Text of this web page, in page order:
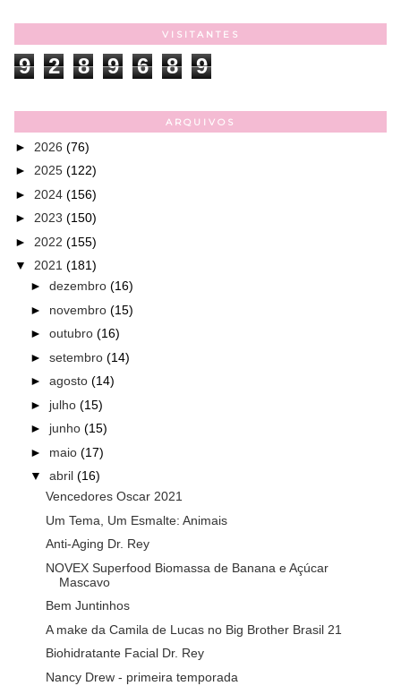
VISITANTES
9 2 8 9 6 8 9
ARQUIVOS
► 2026 (76)
► 2025 (122)
► 2024 (156)
► 2023 (150)
► 2022 (155)
▼ 2021 (181)
► dezembro (16)
► novembro (15)
► outubro (16)
► setembro (14)
► agosto (14)
► julho (15)
► junho (15)
► maio (17)
▼ abril (16)
Vencedores Oscar 2021
Um Tema, Um Esmalte: Animais
Anti-Aging Dr. Rey
NOVEX Superfood Biomassa de Banana e Açúcar
Mascavo
Bem Juntinhos
A make da Camila de Lucas no Big Brother Brasil 21
Biohidratante Facial Dr. Rey
Nancy Drew - primeira temporada